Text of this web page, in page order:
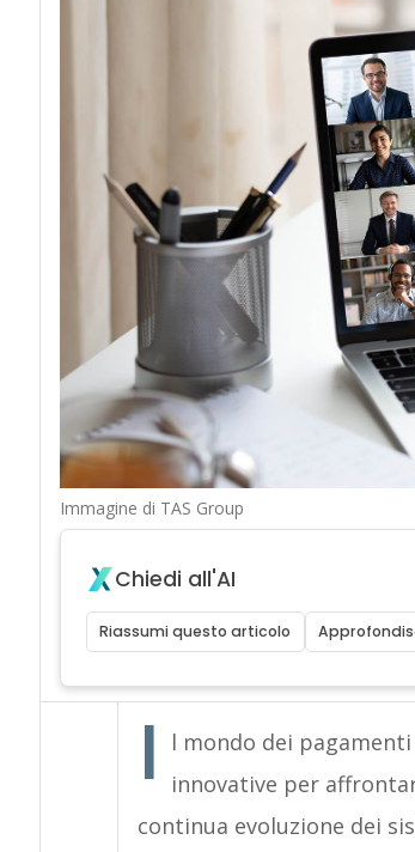
Immagine di TAS Group
Chiedi all'AI
Riassumi questo articolo
I
l mondo dei
innovative per
continua evoluzione dei